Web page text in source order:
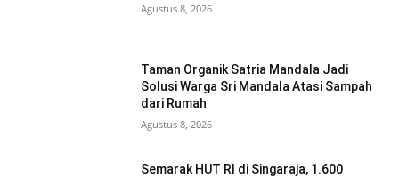
Agustus 8, 2026
Taman Organik Satria Mandala Jadi
Solusi Warga Sri Mandala Atasi Sampah
dari Rumah
Agustus 8, 2026
Semarak HUT RI di Singaraja, 1.600